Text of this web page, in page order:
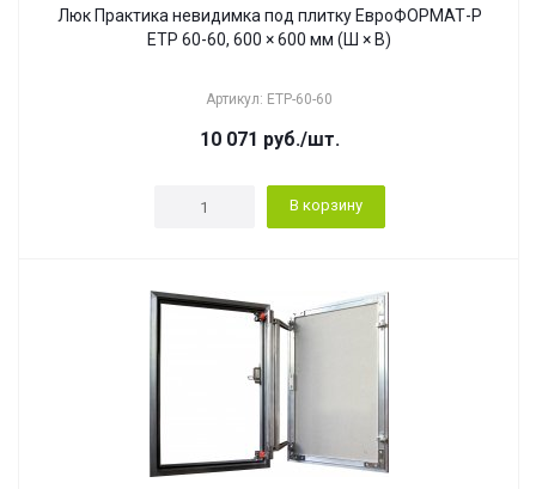
Люк Практика невидимка под плитку ЕвроФОРМАТ-Р
ЕТР 60-60, 600 × 600 мм (Ш × В)
Артикул: ЕТР-60-60
10 071 руб./шт.
В корзину